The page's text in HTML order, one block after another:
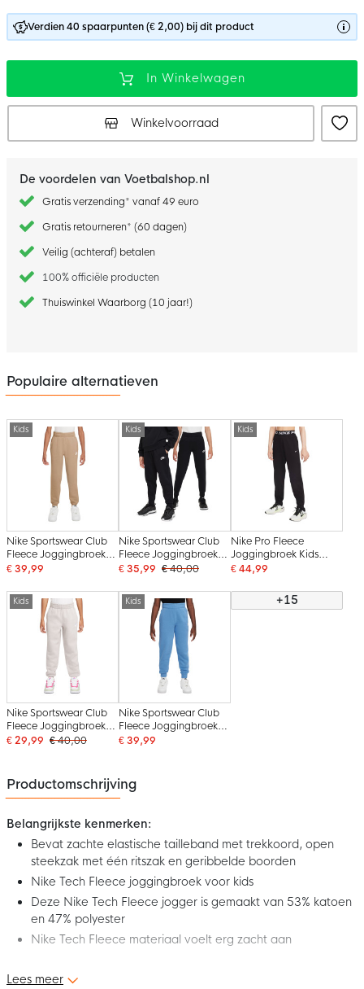
Verdien 40 spaarpunten (€ 2,00) bij dit product
In Winkelwagen
Winkelvoorraad
De voordelen van Voetbalshop.nl
Gratis verzending* vanaf 49 euro
Gratis retourneren* (60 dagen)
Veilig (achteraf) betalen
100% officiële producten
Thuiswinkel Waarborg (10 jaar!)
Populaire alternatieven
Kids
Nike Sportswear Club
Fleece Joggingbroek
Kids Beige Wit
€ 39,99
Kids
Nike Sportswear Club
Fleece Joggingbroek
Kids Zwart Wit
€ 35,99 € 40,00
Kids
Nike Pro Fleece
Joggingbroek Kids
Zwart Wit
€ 44,99
Kids
Nike Sportswear Club
Fleece Joggingbroek
Kids Grijs Wit
€ 29,99 € 40,00
Kids
Nike Sportswear Club
Fleece Joggingbroek
Kids Blauw Wit
€ 39,99
+15
Productomschrijving
Belangrijkste kenmerken:
Bevat zachte elastische tailleband met trekkoord, open
steekzak met één ritszak en geribbelde boorden
Nike Tech Fleece joggingbroek voor kids
Deze Nike Tech Fleece jogger is gemaakt van 53% katoen
en 47% polyester
Nike Tech Fleece materiaal voelt erg zacht aan
Deze nieuwe Nike Tech Fleece Sportswear Joggingbroek Kids
Lees meer